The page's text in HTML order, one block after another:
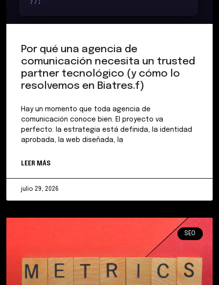
Por qué una agencia de
comunicación necesita un trusted
partner tecnológico (y cómo lo
resolvemos en Biatres.f)
Hay un momento que toda agencia de
comunicación conoce bien. El proyecto va
perfecto: la estrategia está definida, la identidad
aprobada, la web diseñada, la
LEER MÁS
julio 29, 2026
SEO